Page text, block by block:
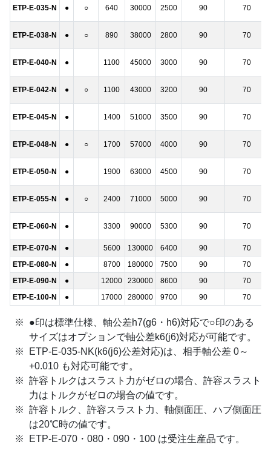
ETP-E-035-N ● ○ 640 30000 2500 90 70
ETP-E-038-N ● ○ 890 38000 2800 90 70
ETP-E-040-N ● 1100 45000 3000 90 70
ETP-E-042-N ● ○ 1100 43000 3200 90 70
ETP-E-045-N ● 1400 51000 3500 90 70
ETP-E-048-N ● ○ 1700 57000 4000 90 70
ETP-E-050-N ● 1900 63000 4500 90 70
ETP-E-055-N ● ○ 2400 71000 5000 90 70
ETP-E-060-N ● 3300 90000 5300 90 70
ETP-E-070-N ● 5600 130000 6400 90
70
ETP-E-080-N
● 8700 180000 7500 90
70
ETP-E-090-N
● 12000 230000 8600 90
70
ETP-E-100-N
● 17000 280000 9700 90 70
●印は標準仕様、軸公差h7(g6・h6)対応で○印のある
サイズはオプションで軸公差k6(j6)対応が可能です。
ETP-E-035-NK(k6(j6)公差対応)は、相手軸公差 0～
+0.010 も対応可能です。
許容トルクはスラスト力がゼロの場合、許容スラスト
力はトルクがゼロの場合の値です。
許容トルク、許容スラスト力、軸側面圧、ハブ側面圧
は20℃時の値です。
ETP-E-070・080・090・100 は受注生産品です。